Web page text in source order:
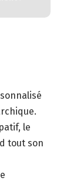
le
tout son